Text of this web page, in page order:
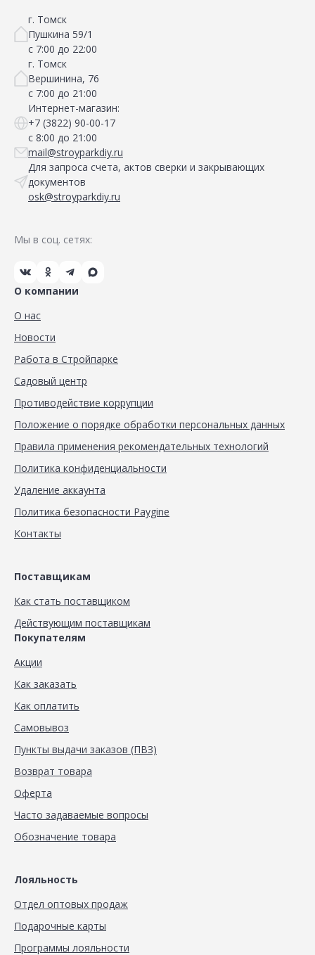
г. Томск
Пушкина 59/1
с 7:00 до 22:00
г. Томск
Вершинина, 76
с 7:00 до 21:00
Интернет-магазин:
+7 (3822) 90-00-17
с 8:00 до 21:00
mail@stroyparkdiy.ru
Для запроса счета, актов сверки и закрывающих
документов
osk@stroyparkdiy.ru
Мы в соц. сетях:
О компании
О нас
Новости
Работа в Стройпарке
Садовый центр
Противодействие коррупции
Положение о порядке обработки персональных данных
Правила применения рекомендательных технологий
Политика конфиденциальности
Удаление аккаунта
Политика безопасности Paygine
Контакты
Поставщикам
Как стать поставщиком
Действующим поставщикам
Покупателям
Акции
Как заказать
Как оплатить
Самовывоз
Пункты выдачи заказов (ПВЗ)
Возврат товара
Оферта
Часто задаваемые вопросы
Обозначение товара
Лояльность
Отдел оптовых продаж
Подарочные карты
Программы лояльности